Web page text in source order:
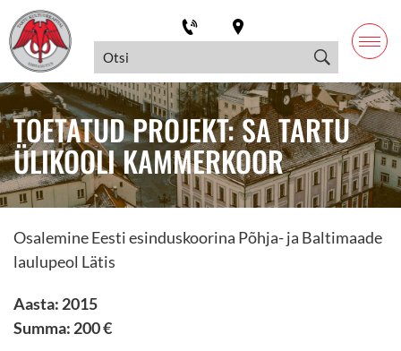
TOETATUD PROJEKT: SA TARTU
ÜLIKOOLI KAMMERKOOR
Osalemine Eesti esinduskoorina Põhja- ja Baltimaade
laulupeol Lätis
Aasta: 2015
Summa: 200 €